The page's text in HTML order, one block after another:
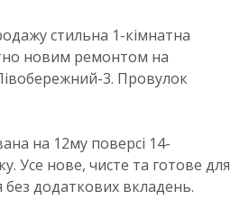
стильна 1-кімнатна
новим ремонтом на
3. Провулок
на 12му поверсі 14-
Усе нове, чисте та готове для
додаткових вкладень.